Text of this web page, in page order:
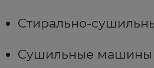
Стирально-
Сушильные машины